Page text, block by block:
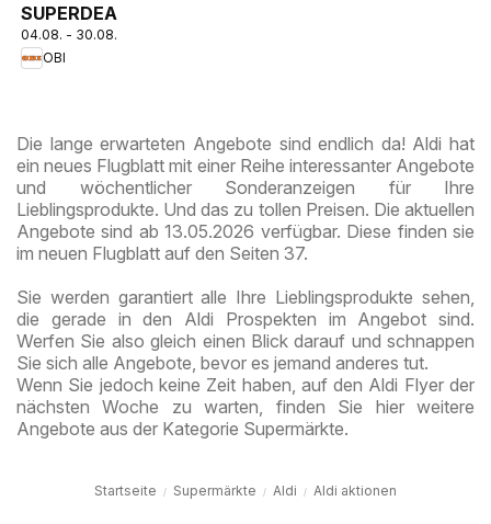
SUPERDEALS!
04.08. - 30.08.2026
OBI
Die lange erwarteten Angebote sind endlich da! Aldi hat
ein neues Flugblatt mit einer Reihe interessanter Angebote
und wöchentlicher Sonderanzeigen für Ihre
Lieblingsprodukte. Und das zu tollen Preisen. Die aktuellen
Angebote sind ab 13.05.2026 verfügbar. Diese finden sie
im neuen Flugblatt auf den Seiten 37.
Sie werden garantiert alle Ihre Lieblingsprodukte sehen,
die gerade in den Aldi Prospekten im Angebot sind.
Werfen Sie also gleich einen Blick darauf und schnappen
Sie sich alle Angebote, bevor es jemand anderes tut.
Wenn Sie jedoch keine Zeit haben, auf den Aldi Flyer der
nächsten Woche zu warten, finden Sie hier weitere
Angebote aus der Kategorie Supermärkte.
Startseite Supermärkte Aldi Aldi aktionen